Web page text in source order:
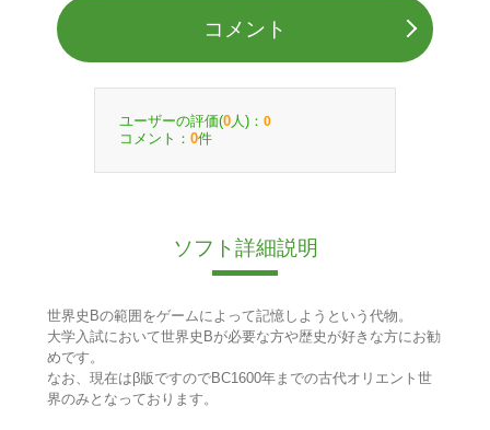
コメント
ユーザーの評価(0 人)： 0
コメント： 0件
ソフト詳細説明
世界史Bの範囲をゲームによって記憶しようという代物。
大学入試において世界史Bが必要な方や歴史が好きな方にお勧
めです。
なお、現在はβ版ですのでBC1600年までの古代オリエント世
界のみとなっております。